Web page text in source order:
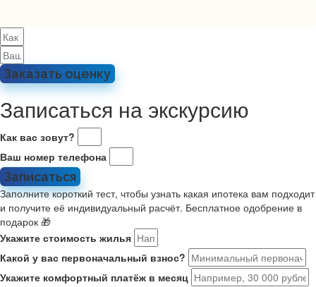
Заказать оценку
Записаться на экскурсию
Как вас зовут?
Ваш номер телефона
Записаться
Заполните короткий тест, чтобы узнать какая ипотека вам подходит
и получите её индивидуальный расчёт. Бесплатное одобрение в
подарок 🎁
Укажите стоимость жилья
Какой у вас первоначальный взнос?
Укажите комфортный платёж в месяц